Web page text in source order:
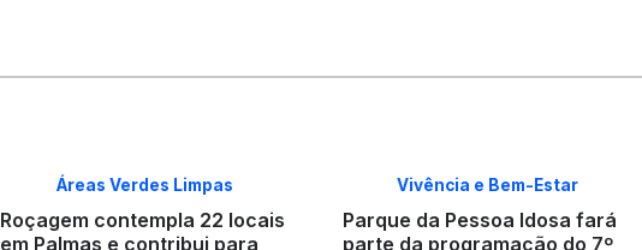
Áreas Verdes Limpas
Roçagem contempla 22 locais
em Palmas e contribui para
Vivência e Bem-Estar
Parque da Pessoa Idosa fará
parte da programação do 7º